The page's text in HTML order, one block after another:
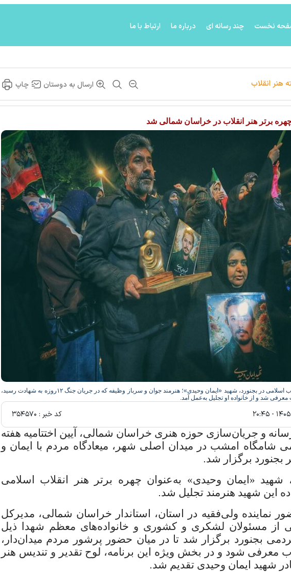
نخست چند رسانه ای درباره ما ارتباط با ما
هنر انقلاب ارسال به دوستان چاپ
برتر هنر انقلاب در خراسان شمالی شد
در آیین اختتامیه هفته هنر انقلاب اسلامی در بجنورد، شهید «ایمان وحیدی»؛ هنرمند جوان و سرباز وظیفه که در جریان جنگ ۱۲روزه به شهادت رسید،
معرفی شد و از خانواده او تجلیل به‌عمل آمد.
کد خبر :
و جریان‌سازی حوزه هنری خراسان شمالی، آیین اختتامیه هفته
شامگاه امشب در میدان اصلی شهر، میعادگاه مردم با ایمان و
برگزار شد.
شهید «ایمان وحیدی» به‌عنوان چهره برتر هنر انقلاب اسلامی
این شهید هنرمند تجلیل شد.
نماینده ولی‌فقیه در استان، استاندار خراسان شمالی، مدیرکل
از مسئولان لشکری و کشوری و خانواده‌های معظم شهدا ذیل
بجنورد برگزار شد تا در میان حضور پرشور مردم میدان‌دار،
معرفی شود و در بخش ویژه این برنامه، لوح تقدیر و تندیس هنر
شهید ایمان وحیدی تقدیم شد.